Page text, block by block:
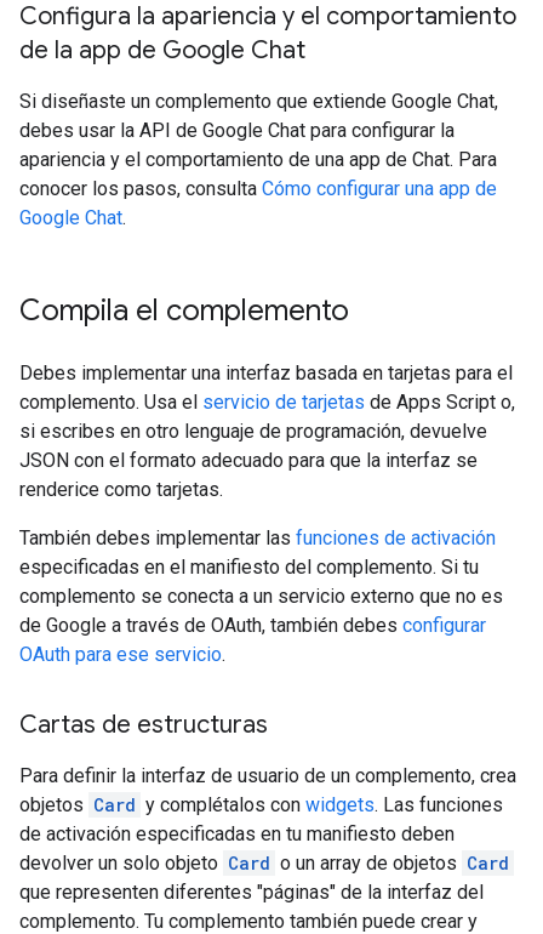
Configura la apariencia y el comportamiento
de la app de Google Chat
Si diseñaste un complemento que extiende Google Chat,
debes usar la API de Google Chat para configurar la
apariencia y el comportamiento de una app de Chat. Para
conocer los pasos, consulta Cómo configurar una app de
Google Chat.
Compila el complemento
Debes implementar una interfaz basada en tarjetas para el
complemento. Usa el servicio de tarjetas de Apps Script o,
si escribes en otro lenguaje de programación, devuelve
JSON con el formato adecuado para que la interfaz se
renderice como tarjetas.
También debes implementar las funciones de activación
especificadas en el manifiesto del complemento. Si tu
complemento se conecta a un servicio externo que no es
de Google a través de OAuth, también debes configurar
OAuth para ese servicio.
Cartas de estructuras
Para definir la interfaz de usuario de un complemento, crea
objetos Card y complétalos con widgets. Las funciones
de activación especificadas en tu manifiesto deben
devolver un solo objeto Card o un array de objetos Card
que representen diferentes "páginas" de la interfaz del
complemento. Tu complemento también puede crear y